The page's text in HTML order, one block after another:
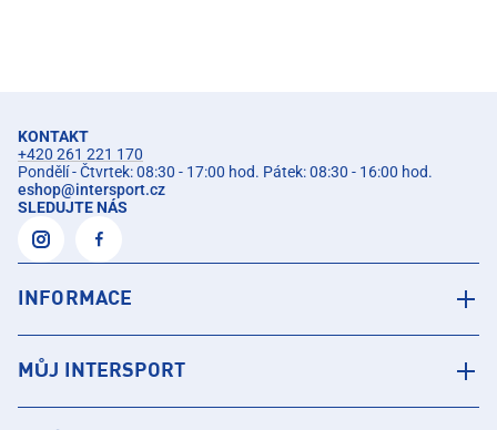
KONTAKT
+420 261 221 170
Pondělí - Čtvrtek: 08:30 - 17:00 hod. Pátek: 08:30 - 16:00 hod.
eshop@intersport.cz
SLEDUJTE NÁS
INFORMACE
MŮJ INTERSPORT